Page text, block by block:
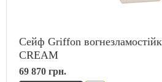
Сейф Griffon
CREAM
69 870 грн.